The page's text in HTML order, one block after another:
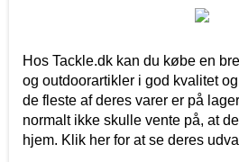
Hos Tackle.dk kan du købe en
og outdoorartikler i god kvalitet
de fleste af deres varer er på
normalt ikke skulle vente på, at
hjem. Klik her for at se deres